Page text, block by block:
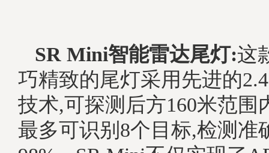
SR Mini智能雷达尾灯:这
巧精致的尾灯采用先进的
技术,可探测后方160米范围
最多可识别8个目标,检测准